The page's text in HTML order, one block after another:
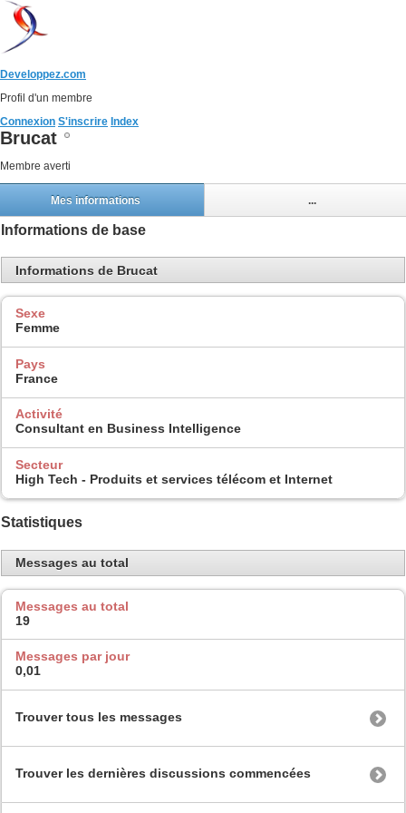
Developpez.com
Profil d'un membre
Connexion S'inscrire Index
Brucat
Membre averti
Mes informations ...
Informations de base
Informations de Brucat
Sexe
Femme
Pays
France
Activité
Consultant en Business Intelligence
Secteur
High Tech - Produits et services télécom et Internet
Statistiques
Messages au total
Messages au total
19
Messages par jour
0,01
Trouver tous les messages
Trouver les dernières discussions commencées